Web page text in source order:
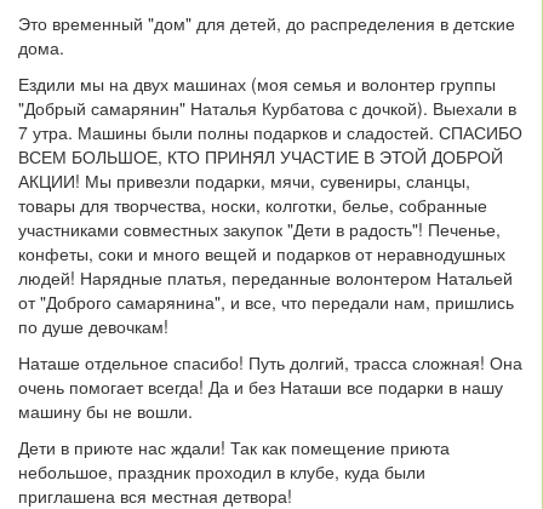
Это временный "дом" для детей, до распределения в детские
дома.
Ездили мы на двух машинах (моя семья и волонтер группы
"Добрый самарянин" Наталья Курбатова с дочкой). Выехали в
7 утра. Машины были полны подарков и сладостей. СПАСИБО
ВСЕМ БОЛЬШОЕ, КТО ПРИНЯЛ УЧАСТИЕ В ЭТОЙ ДОБРОЙ
АКЦИИ! Мы привезли подарки, мячи, сувениры, сланцы,
товары для творчества, носки, колготки, белье, собранные
участниками совместных закупок "Дети в радость"! Печенье,
конфеты, соки и много вещей и подарков от неравнодушных
людей! Нарядные платья, переданные волонтером Натальей
от "Доброго самарянина", и все, что передали нам, пришлись
по душе девочкам!
Наташе отдельное спасибо! Путь долгий, трасса сложная! Она
очень помогает всегда! Да и без Наташи все подарки в нашу
машину бы не вошли.
Дети в приюте нас ждали! Так как помещение приюта
небольшое, праздник проходил в клубе, куда были
приглашена вся местная детвора!